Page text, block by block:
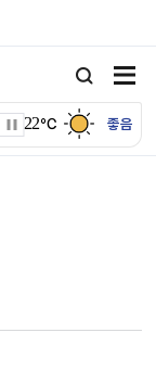
22℃ 좋음